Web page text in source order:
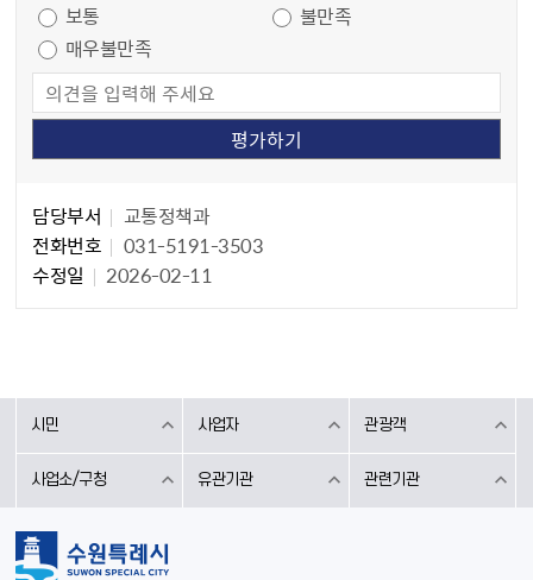
보통
불만족
매우불만족
담당부서
교통정책과
전화번호
031-5191-3503
수정일
2026-02-11
시민 사업자 관광객
사업소/구청 유관기관 관련기관